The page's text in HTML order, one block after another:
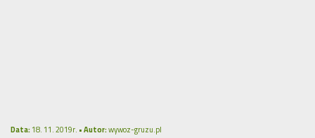
Data:18. 11. 2019r. •Autor:wywoz-gruzu.pl